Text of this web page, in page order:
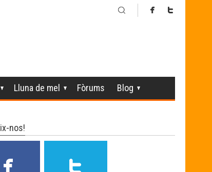
Lluna de mel Fòrums Blog
nos!